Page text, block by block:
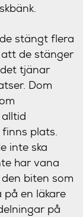
stängt flera
de stänger
tjänar
Dom
plats.
inte ska
har vana
biten som
på en läkare
på